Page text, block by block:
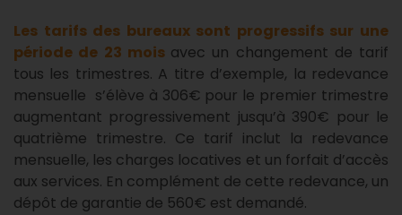
Les tarifs des bureaux sont progressifs sur une
période de 23 mois avec un changement de tarif
tous les trimestres. A titre d’exemple, la redevance
mensuelle s’élève à 306€ pour le premier trimestre
augmentant progressivement jusqu’à 390€ pour le
quatrième trimestre. Ce tarif inclut la redevance
mensuelle, les charges locatives et un forfait d’accès
aux services. En complément de cette redevance, un
dépôt de garantie de 560€ est demandé.